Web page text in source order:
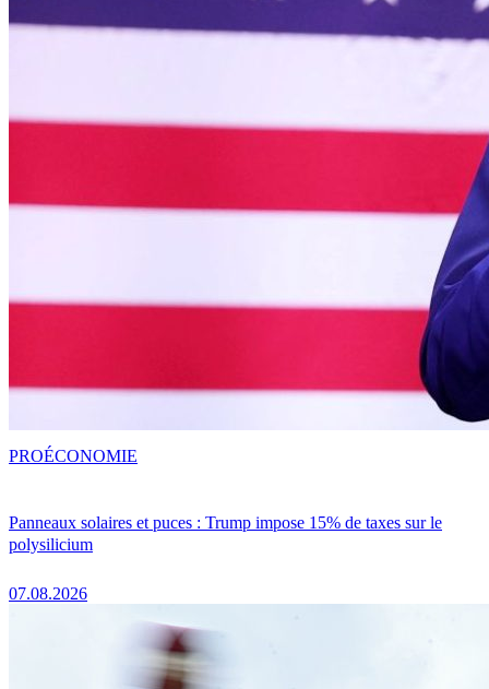
Panneaux solaires et puces : Trump impose 15% de taxes sur le
polysilicium
07.08.2026
PROÉCONOMIE